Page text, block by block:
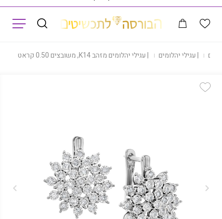
|עגילי יהלומים |עגילי יהלומים מזהב K14, משובצים 0.50 קראט יהלומים, דגם EDSEF32361